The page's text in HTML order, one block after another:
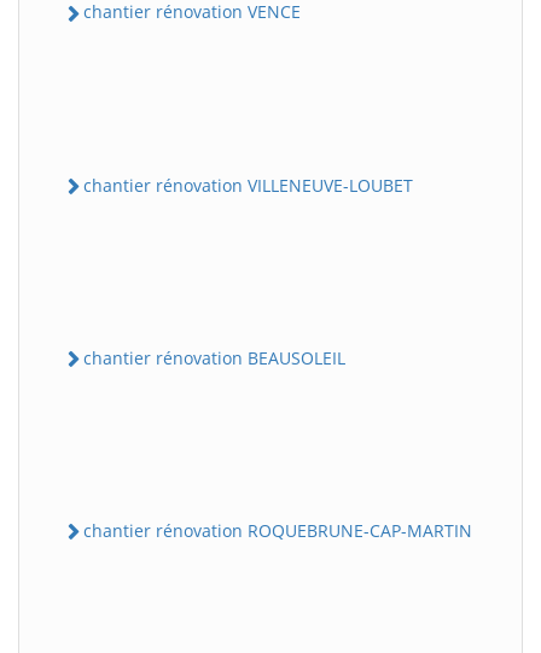
chantier rénovation VENCE
chantier rénovation VILLENEUVE-LOUBET
chantier rénovation BEAUSOLEIL
chantier rénovation ROQUEBRUNE-CAP-MARTIN